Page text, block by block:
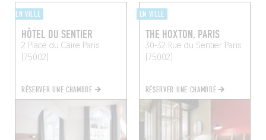
EN VILLE
​HÔTEL DU SENTIER
2 Place du Caire Paris
(75002)
RÉSERVER UNE CHAMBRE
EN VILLE
THE HOXTON, PARIS
30-32 Rue du Sentier Paris
(75002)
RÉSERVER UNE CHAMBRE